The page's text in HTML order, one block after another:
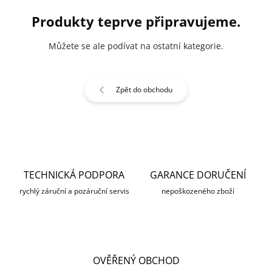
Produkty teprve připravujeme.
Můžete se ale podívat na ostatní kategorie.
Zpět do obchodu
TECHNICKÁ PODPORA
rychlý záruční a pozáruční servis
GARANCE DORUČENÍ
nepoškozeného zboží
OVĚŘENÝ OBCHOD